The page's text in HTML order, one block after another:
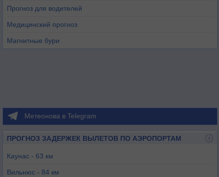
Прогноз для водителей
Медицинский прогноз
Магнитные бури
Метеонова в Telegram
ПРОГНОЗ ЗАДЕРЖЕК ВЫЛЕТОВ ПО АЭРОПОРТАМ
Каунас - 63 км
Вильнюс - 84 км